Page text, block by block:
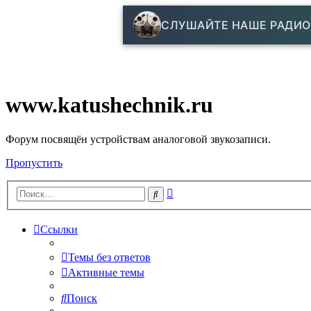
СЛУШАЙТЕ НАШЕ РАДИО
www.katushechnik.ru
Форум посвящён устройствам аналоговой звукозаписи.
Пропустить
Поиск
Ссылки
Темы без ответов
Активные темы
Поиск